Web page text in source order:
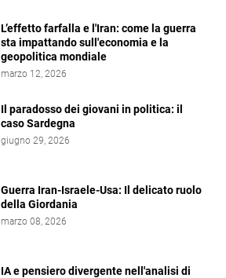
L’effetto farfalla e l'Iran: come la guerra
sta impattando sull'economia e la
geopolitica mondiale
marzo 12, 2026
Il paradosso dei giovani in politica: il
caso Sardegna
giugno 29, 2026
Guerra Iran-Israele-Usa: Il delicato ruolo
della Giordania
marzo 08, 2026
IA e pensiero divergente nell'analisi di